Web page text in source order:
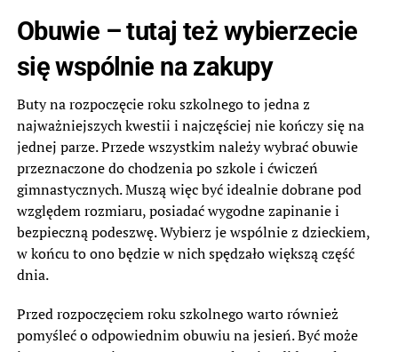
Obuwie – tutaj też wybierzecie
się wspólnie na zakupy
Buty na rozpoczęcie roku szkolnego to jedna z
najważniejszych kwestii i najczęściej nie kończy się na
jednej parze. Przede wszystkim należy wybrać obuwie
przeznaczone do chodzenia po szkole i ćwiczeń
gimnastycznych. Muszą więc być idealnie dobrane pod
względem rozmiaru, posiadać wygodne zapinanie i
bezpieczną podeszwę. Wybierz je wspólnie z dzieckiem,
w końcu to ono będzie w nich spędzało większą część
dnia.
Przed rozpoczęciem roku szkolnego warto również
pomyśleć o odpowiednim obuwiu na jesień. Być może